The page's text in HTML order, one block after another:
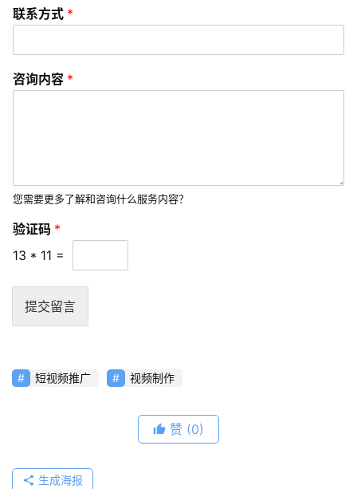
e
o
P
P
发
频
享
联系方式 *
咨询内容 *
您需要更多了解和咨询什么服务内容？
验证码 *
13 * 11 =
提交留言
短视频推广 视频制作
赞 (0)
生成海报